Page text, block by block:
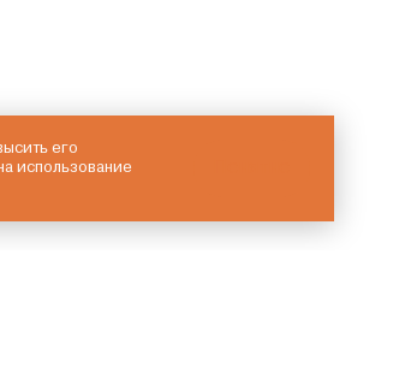
его
использование